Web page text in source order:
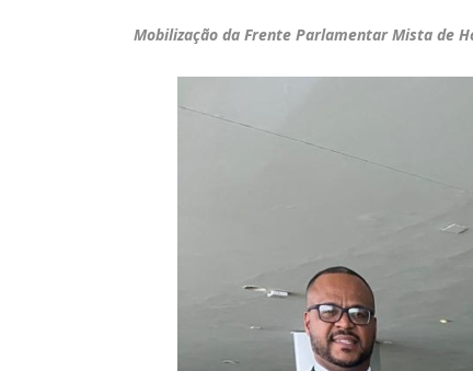
Mobilização da Frente Parlamentar Mista de